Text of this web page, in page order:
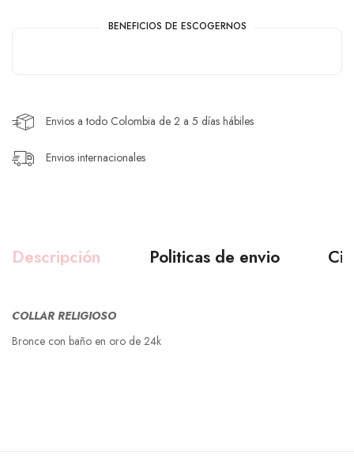
BENEFICIOS DE ESCOGERNOS
Envios a todo Colombia de 2 a 5 días hábiles
Envios internacionales
Descripción Politicas de envio
COLLAR RELIGIOSO
Bronce con baño en oro de 24k